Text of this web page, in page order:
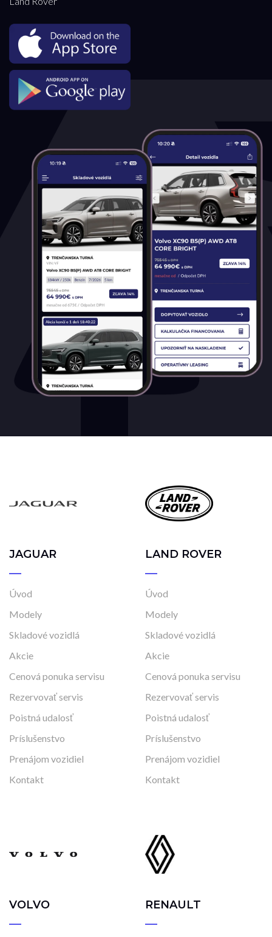
JAGUAR
Úvod
Modely
Skladové vozidlá
Akcie
Cenová ponuka servisu
Rezervovať servis
Poistná udalosť
Príslušenstvo
Prenájom vozidiel
Kontakt
LAND ROVER
Úvod
Modely
Skladové vozidlá
Akcie
Cenová ponuka servisu
Rezervovať servis
Poistná udalosť
Príslušenstvo
Prenájom vozidiel
Kontakt
VOLVO RENAULT